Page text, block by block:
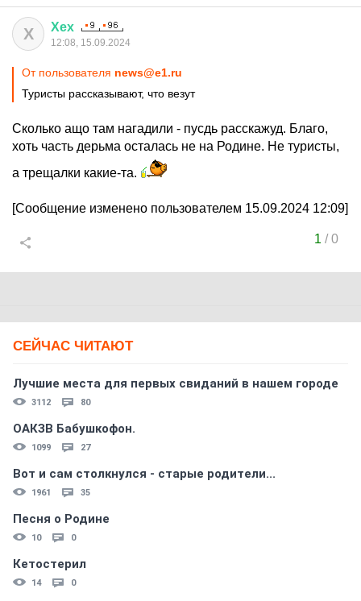
Х Хех
12:08, 15.09.2024
От пользователя news@e1.ru
Туристы рассказывают, что везут
Сколько ащо там нагадили - пусдь расскажуд. Благо,
хоть часть дерьма осталась не на Родине. Не туристы,
а трещалки какие-та.
[Сообщение изменено пользователем 15.09.2024 12:09]
1 /0
СЕЙЧАС ЧИТАЮТ
Лучшие места для первых свиданий в нашем городе
3112 80
ОАКЗВ Бабушкофон.
1099 27
Вот и сам столкнулся - старые родители...
1961 35
Песня о Родине
10 0
Кетостерил
14 0